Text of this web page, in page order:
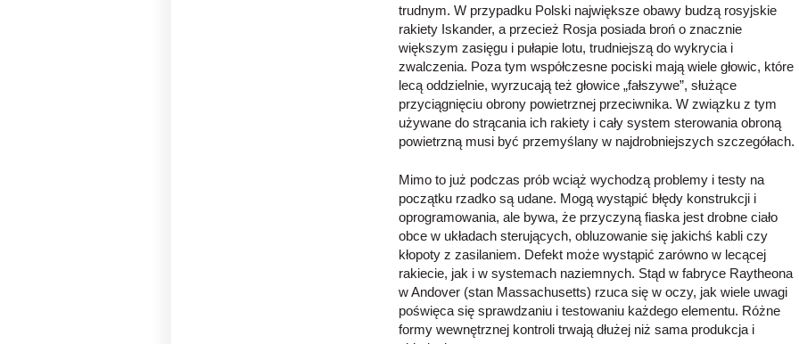
trudnym. W przypadku Polski największe obawy budzą rosyjskie
rakiety Iskander, a przecież Rosja posiada broń o znacznie
większym zasięgu i pułapie lotu, trudniejszą do wykrycia i
zwalczenia. Poza tym współczesne pociski mają wiele głowic, które
lecą oddzielnie, wyrzucają też głowice „fałszywe”, służące
przyciągnięciu obrony powietrznej przeciwnika. W związku z tym
używane do strącania ich rakiety i cały system sterowania obroną
powietrzną musi być przemyślany w najdrobniejszych szczegółach.
Mimo to już podczas prób wciąż wychodzą problemy i testy na
początku rzadko są udane. Mogą wystąpić błędy konstrukcji i
oprogramowania, ale bywa, że przyczyną fiaska jest drobne ciało
obce w układach sterujących, obluzowanie się jakichś kabli czy
kłopoty z zasilaniem. Defekt może wystąpić zarówno w lecącej
rakiecie, jak i w systemach naziemnych. Stąd w fabryce Raytheona
w Andover (stan Massachusetts) rzuca się w oczy, jak wiele uwagi
poświęca się sprawdzaniu i testowaniu każdego elementu. Różne
formy wewnętrznej kontroli trwają dłużej niż sama produkcja i